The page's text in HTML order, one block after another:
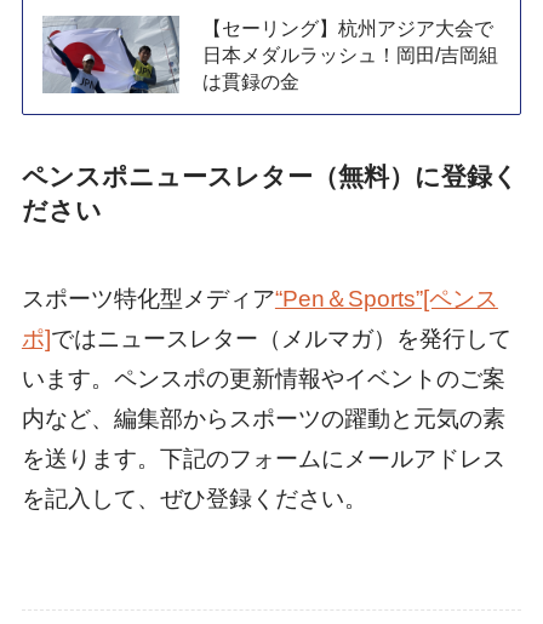
【セーリング】杭州アジア大会で
日本メダルラッシュ！岡田/吉岡組
は貫録の金
ペンスポニュースレター（無料）に登録く
ださい
スポーツ特化型メディア“Pen＆Sports”[ペンス
ポ]ではニュースレター（メルマガ）を発行して
います。ペンスポの更新情報やイベントのご案
内など、編集部からスポーツの躍動と元気の素
を送ります。下記のフォームにメールアドレス
を記入して、ぜひ登録ください。